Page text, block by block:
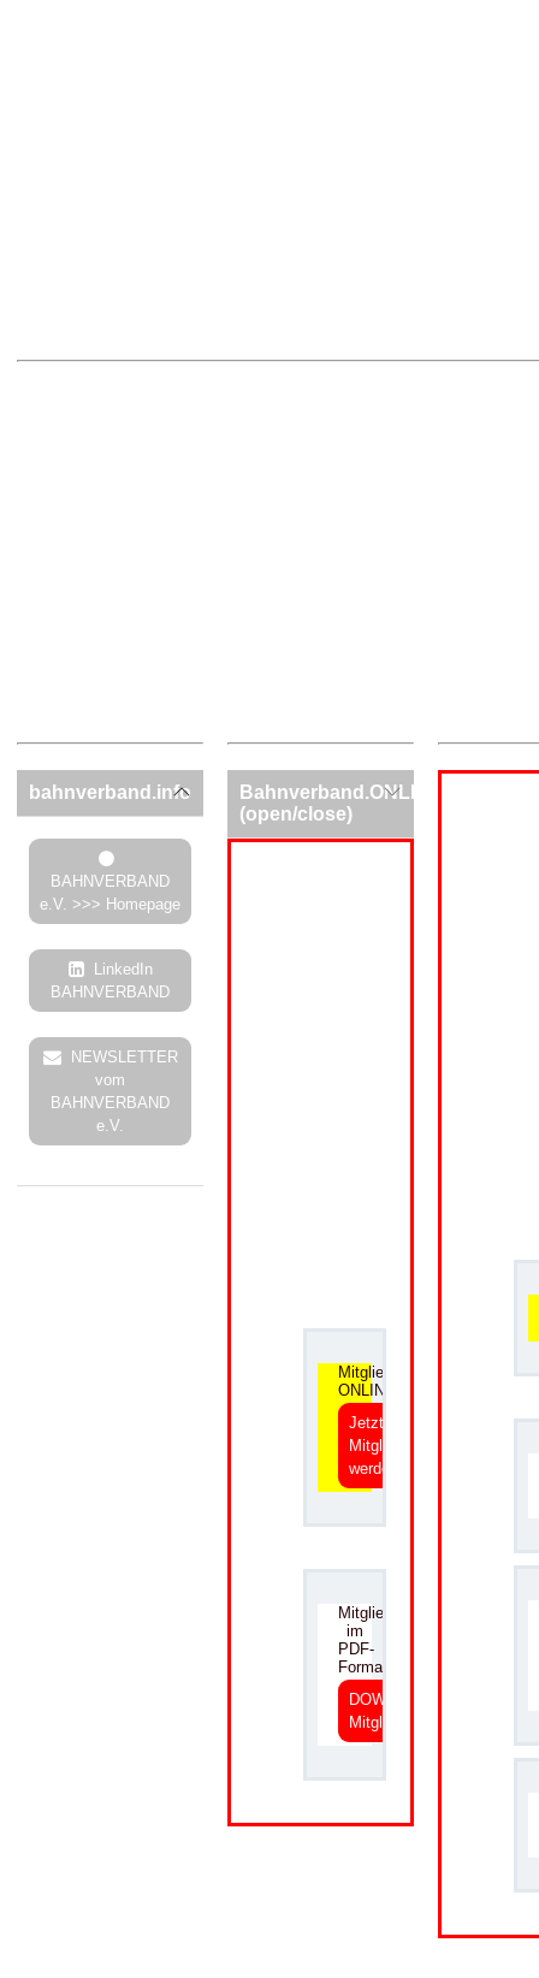
bahnverband.info
BAHNVERBAND
e.V. >>> Homepage
LinkedIn
BAHNVERBAND
NEWSLETTER
vom
BAHNVERBAND
e.V.
Bahnverband.ONLINE
(open/close)
Mitgliedsantrag
ONLINE
Jetzt
Mitglied
werden
Mitgliedsantrag
im
PDF-
Format
DOWNLOAD
Mitgliedsantrag